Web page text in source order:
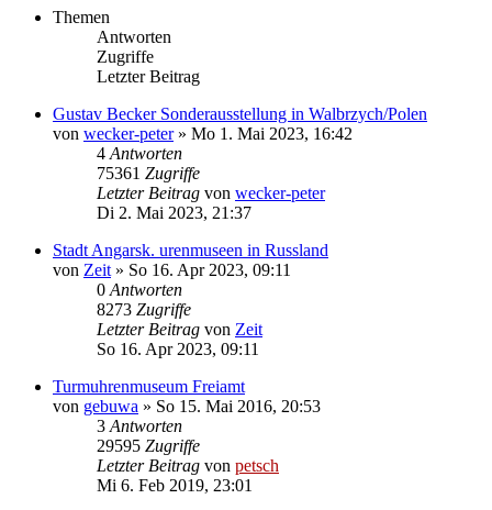
Themen
Antworten
Zugriffe
Letzter Beitrag
Gustav Becker Sonderausstellung in Walbrzych/Polen
von wecker-peter» Mo 1. Mai 2023, 16:42
4 Antworten
75361 Zugriffe
Letzter Beitrag von wecker-peter
Di 2. Mai 2023, 21:37
Stadt Angarsk. urenmuseen in Russland
von Zeit » So 16. Apr 2023, 09:11
0 Antworten
8273 Zugriffe
Letzter Beitrag von Zeit
So 16. Apr 2023, 09:11
Turmuhrenmuseum Freiamt
von gebuwa » So 15. Mai 2016, 20:53
3 Antworten
29595 Zugriffe
Letzter Beitrag von petsch
Mi 6. Feb 2019, 23:01